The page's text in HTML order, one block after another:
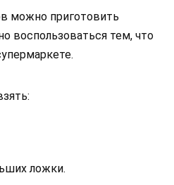
можно приготовить
воспользоваться тем, что
ложки.